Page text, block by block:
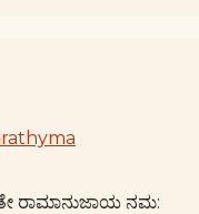
ರಾಮಾನುಜಾಯ ನಮ: